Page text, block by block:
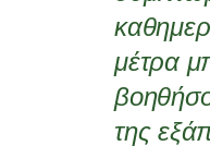
μέτρα
της